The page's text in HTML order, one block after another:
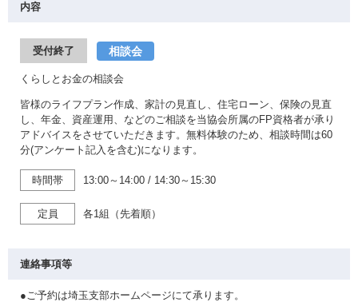
内容
受付終了 相談会
くらしとお金の相談会
皆様のライフプラン作成、家計の見直し、住宅ローン、保険の見直
し、年金、資産運用、などのご相談を当協会所属のFP資格者が承り
アドバイスをさせていただきます。無料体験のため、相談時間は60
分(アンケート記入を含む)になります。
時間帯 13:00～14:00 / 14:30～15:30
定員 各1組（先着順）
連絡事項等
●ご予約は埼玉支部ホームページにて承ります。